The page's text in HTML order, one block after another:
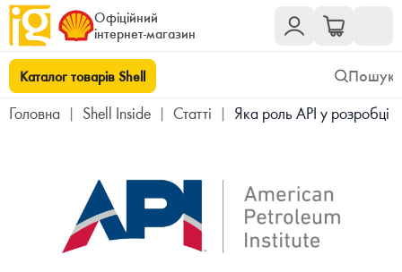
Офіційний
інтернет-магазин
Каталог товарів Shell
Головна | Shell Inside | Cтатті | Яка роль API у розробці